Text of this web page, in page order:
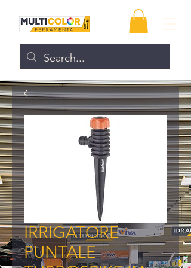
IRRIGATORE
PUNTALE